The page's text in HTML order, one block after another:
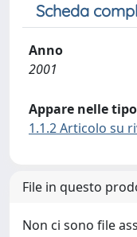
Scheda
Anno
2001
Appare nelle
1.1.2 Articolo su
File in questo
Non ci sono file